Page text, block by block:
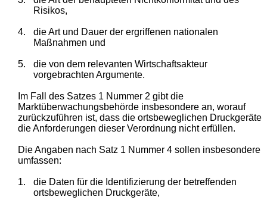
Risikos,
4.
die Art und Dauer der ergriffenen nationalen
Maßnahmen und
5.
die von dem relevanten Wirtschaftsakteur
vorgebrachten Argumente.
Im Fall des Satzes 1 Nummer 2 gibt die
Marktüberwachungsbehörde insbesondere an, worauf
zurückzuführen ist, dass die ortsbeweglichen Druckgeräte
die Anforderungen dieser Verordnung nicht erfüllen.
Die Angaben nach Satz 1 Nummer 4 sollen insbesondere
umfassen:
1.
die Daten für die Identifizierung der betreffenden
ortsbeweglichen Druckgeräte,